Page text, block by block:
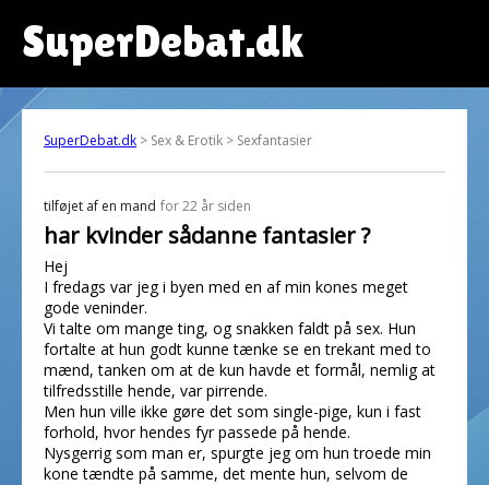
SuperDebat.dk
SuperDebat.dk > Sex & Erotik > Sexfantasier
tilføjet af en mand for 22 år siden
har kvinder sådanne fantasier ?
Hej
I fredags var jeg i byen med en af min kones meget
gode veninder.
Vi talte om mange ting, og snakken faldt på sex. Hun
fortalte at hun godt kunne tænke se en trekant med to
mænd, tanken om at de kun havde et formål, nemlig at
tilfredsstille hende, var pirrende.
Men hun ville ikke gøre det som single-pige, kun i fast
forhold, hvor hendes fyr passede på hende.
Nysgerrig som man er, spurgte jeg om hun troede min
kone tændte på samme, det mente hun, selvom de